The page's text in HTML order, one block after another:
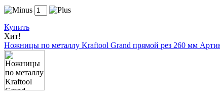
Купить
Хит!
Ножницы по металлу Kraftool Grand прямой рез 260 мм